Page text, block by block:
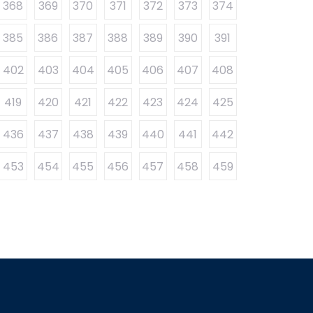
368 369 370 371 372 373
374
385
386 387 388 389 390
391
402
403 404 405 406 407
408
419
420 421 422 423 424
425
436
437 438 439 440 441
442
453
454 455 456 457 458 459